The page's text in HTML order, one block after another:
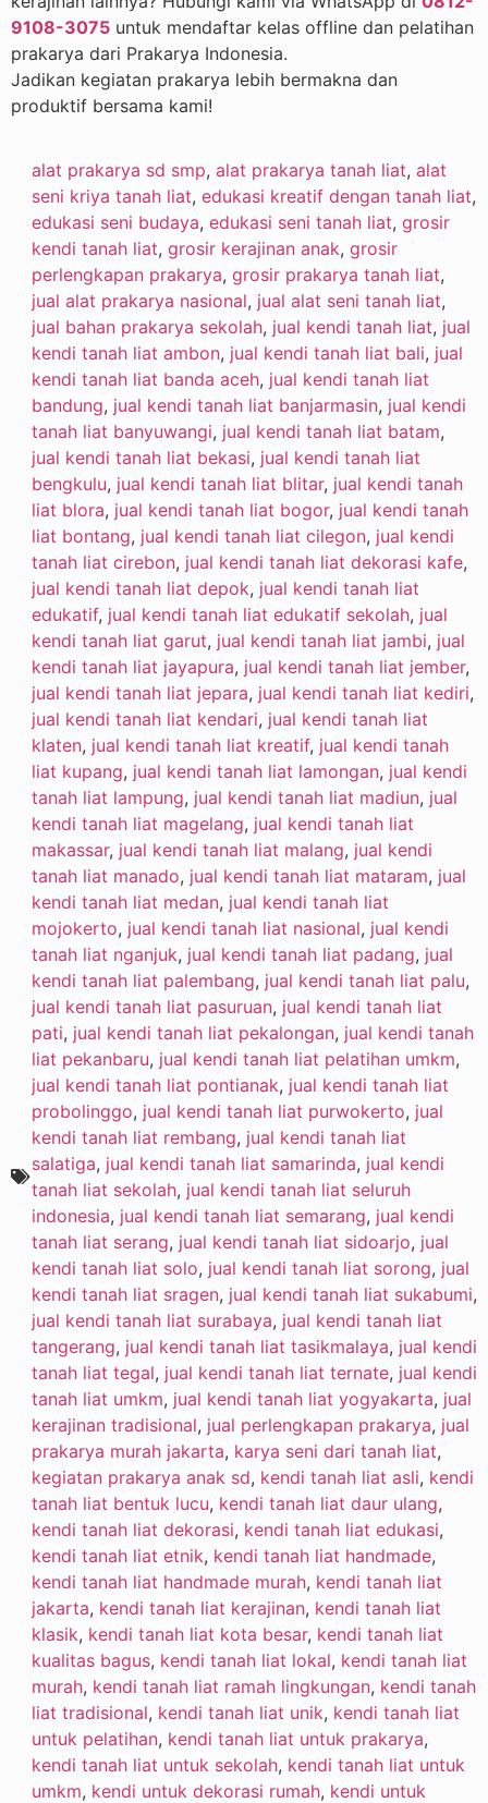
9108-3075 untuk mendaftar kelas offline dan pelatihan
prakarya dari Prakarya Indonesia.
Jadikan kegiatan prakarya lebih bermakna dan
produktif bersama kami!
alat prakarya sd smp, alat prakarya tanah liat, alat
seni kriya tanah liat, edukasi kreatif dengan tanah liat,
edukasi seni budaya, edukasi seni tanah liat, grosir
kendi tanah liat, grosir kerajinan anak, grosir
perlengkapan prakarya, grosir prakarya tanah liat,
jual alat prakarya nasional, jual alat seni tanah liat,
jual bahan prakarya sekolah, jual kendi tanah liat, jual
kendi tanah liat ambon, jual kendi tanah liat bali, jual
kendi tanah liat banda aceh, jual kendi tanah liat
bandung, jual kendi tanah liat banjarmasin, jual kendi
tanah liat banyuwangi, jual kendi tanah liat batam,
jual kendi tanah liat bekasi, jual kendi tanah liat
bengkulu, jual kendi tanah liat blitar, jual kendi tanah
liat blora, jual kendi tanah liat bogor, jual kendi tanah
liat bontang, jual kendi tanah liat cilegon, jual kendi
tanah liat cirebon, jual kendi tanah liat dekorasi kafe,
jual kendi tanah liat depok, jual kendi tanah liat
edukatif, jual kendi tanah liat edukatif sekolah, jual
kendi tanah liat garut, jual kendi tanah liat jambi, jual
kendi tanah liat jayapura, jual kendi tanah liat jember,
jual kendi tanah liat jepara, jual kendi tanah liat kediri,
jual kendi tanah liat kendari, jual kendi tanah liat
klaten, jual kendi tanah liat kreatif, jual kendi tanah
liat kupang, jual kendi tanah liat lamongan, jual kendi
tanah liat lampung, jual kendi tanah liat madiun, jual
kendi tanah liat magelang, jual kendi tanah liat
makassar, jual kendi tanah liat malang, jual kendi
tanah liat manado, jual kendi tanah liat mataram, jual
kendi tanah liat medan, jual kendi tanah liat
mojokerto, jual kendi tanah liat nasional, jual kendi
tanah liat nganjuk, jual kendi tanah liat padang, jual
kendi tanah liat palembang, jual kendi tanah liat palu,
jual kendi tanah liat pasuruan, jual kendi tanah liat
pati, jual kendi tanah liat pekalongan, jual kendi tanah
liat pekanbaru, jual kendi tanah liat pelatihan umkm,
jual kendi tanah liat pontianak, jual kendi tanah liat
probolinggo, jual kendi tanah liat purwokerto, jual
kendi tanah liat rembang, jual kendi tanah liat
salatiga, jual kendi tanah liat samarinda, jual kendi
tanah liat sekolah, jual kendi tanah liat seluruh
indonesia, jual kendi tanah liat semarang, jual kendi
tanah liat serang, jual kendi tanah liat sidoarjo, jual
kendi tanah liat solo, jual kendi tanah liat sorong, jual
kendi tanah liat sragen, jual kendi tanah liat sukabumi,
jual kendi tanah liat surabaya, jual kendi tanah liat
tangerang, jual kendi tanah liat tasikmalaya, jual kendi
tanah liat tegal, jual kendi tanah liat ternate, jual kendi
tanah liat umkm, jual kendi tanah liat yogyakarta, jual
kerajinan tradisional, jual perlengkapan prakarya, jual
prakarya murah jakarta, karya seni dari tanah liat,
kegiatan prakarya anak sd, kendi tanah liat asli, kendi
tanah liat bentuk lucu, kendi tanah liat daur ulang,
kendi tanah liat dekorasi, kendi tanah liat edukasi,
kendi tanah liat etnik, kendi tanah liat handmade,
kendi tanah liat handmade murah, kendi tanah liat
jakarta, kendi tanah liat kerajinan, kendi tanah liat
klasik, kendi tanah liat kota besar, kendi tanah liat
kualitas bagus, kendi tanah liat lokal, kendi tanah liat
murah, kendi tanah liat ramah lingkungan, kendi tanah
liat tradisional, kendi tanah liat unik, kendi tanah liat
untuk pelatihan, kendi tanah liat untuk prakarya,
kendi tanah liat untuk sekolah, kendi tanah liat untuk
umkm, kendi untuk dekorasi rumah, kendi untuk